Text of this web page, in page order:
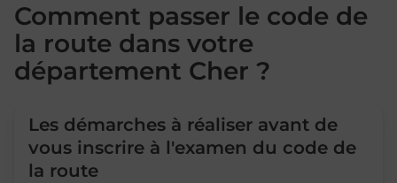
route
St Germain Du Puy - examen code de la
Vierzon - examen code de la route
Comment passer le code de
la route dans votre
département Cher ?
Les démarches à réaliser avant de
vous inscrire à l'examen du code de
la route